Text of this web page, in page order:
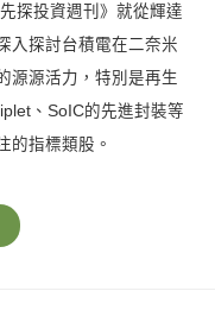
探投資週刊》就從輝達
入探討台積電在二奈米
源源活力，特別是再生
、SoIC的先進封裝等
的指標類股。